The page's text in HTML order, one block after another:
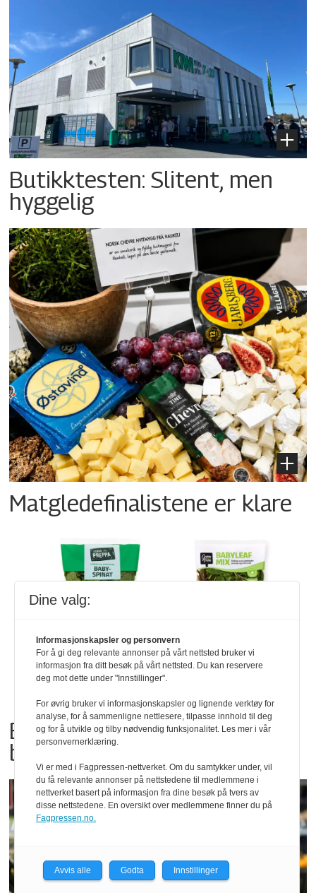
Butikktesten: Slitent, men
hyggelig
Matgledefinalistene er klare
Bama tilbakekaller
babyspinat og babyleaf mix
Dine valg:
Informasjonskapsler og personvern
For å gi deg relevante annonser på vårt nettsted bruker vi
informasjon fra ditt besøk på vårt nettsted. Du kan reservere
deg mot dette under "Innstillinger".
For øvrig bruker vi informasjonskapsler og lignende verktøy for
analyse, for å sammenligne nettlesere, tilpasse innhold til deg
og for å utvikle og tilby nødvendig funksjonalitet. Les mer i vår
personvernerklæring.
Vi er med i Fagpressen-nettverket. Om du samtykker under, vil
du få relevante annonser på nettstedene til medlemmene i
nettverket basert på informasjon fra dine besøk på tvers av
disse nettstedene. En oversikt over medlemmene finner du på
Fagpressen.no.
Avvis alle Godta Innstillinger